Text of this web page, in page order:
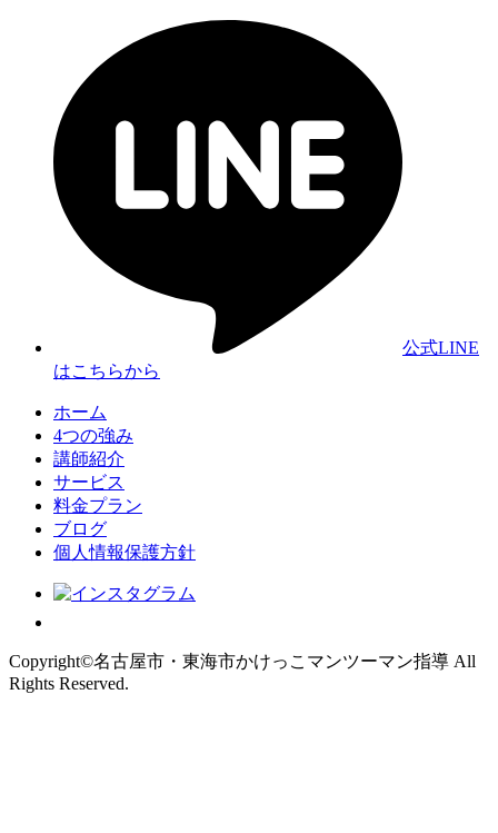
公式LINE
はこちらから
ホーム
4つの強み
講師紹介
サービス
料金プラン
ブログ
個人情報保護方針
Copyright©名古屋市・東海市かけっこマンツーマン指導 All
Rights Reserved.